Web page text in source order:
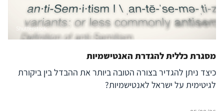
Shutterstock
מסגרת כללית להגדרת האנטישמיות
כיצד ניתן להגדיר בצורה הטובה ביותר את ההבדל בין ביקורת
לגיטימית על ישראל לאנטישמיות?